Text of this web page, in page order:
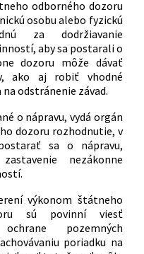
odborného dozoru
osobu alebo fyzickú
za dodržiavanie
aby sa postarali o
dozoru môže dávať
ako aj robiť vhodné
odstránenie závad.
o nápravu, vydá orgán
dozoru rozhodnutie, v
sa o nápravu,
nezákonne
výkonom štátneho
sú povinní viesť
pozemných
poriadku na